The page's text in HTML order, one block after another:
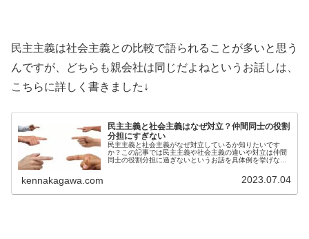
民主主義は社会主義との比較で語られることが多いと思う
んですが、どちらも親会社は同じだよねというお話しは、
こちらに詳しく書きました↓
民主主義と社会主義はなぜ対立？仲間同士の役割
分担にすぎない
民主主義と社会主義がなぜ対立しているか知りたいです
か？この記事では民主主義や社会主義の違いや対立は仲間
同士の役割分担に過ぎないというお話を具体例を挙げなが
kennakagawa.com 2023.07.04